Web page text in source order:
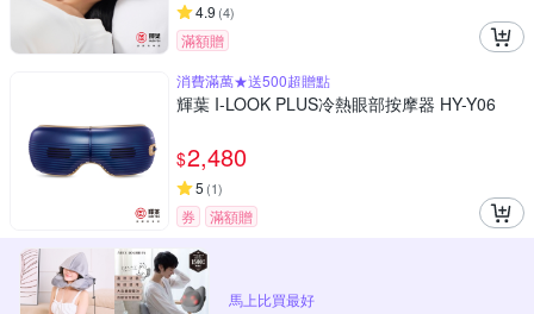
4.9 (4)
滿額贈
消費滿萬★送500超贈點
輝葉 I-LOOK PLUS冷熱眼部按摩器 HY-Y06
$2,480
5 (1)
券 滿額贈
馬上比買最好